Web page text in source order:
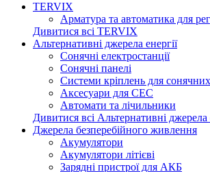
TERVIX
Арматура та автоматика для
Дивитися всі TERVIX
Альтернативні джерела енергії
Сонячні електростанції
Сонячні панелі
Системи кріплень для
Аксесуари для СЕС
Автомати та лічильники
Дивитися всі Альтернативні джерела
Джерела безперебійного живлення
Акумулятори
Акумулятори літієві
Зарядні пристрої для АКБ